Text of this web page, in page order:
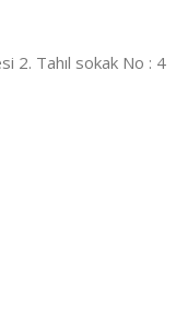
2. Tahıl sokak No : 4